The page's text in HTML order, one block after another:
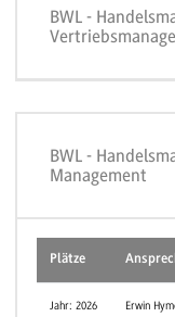
BWL -
BWL -
Management
Plätze
Jahr: 2026
Erwin